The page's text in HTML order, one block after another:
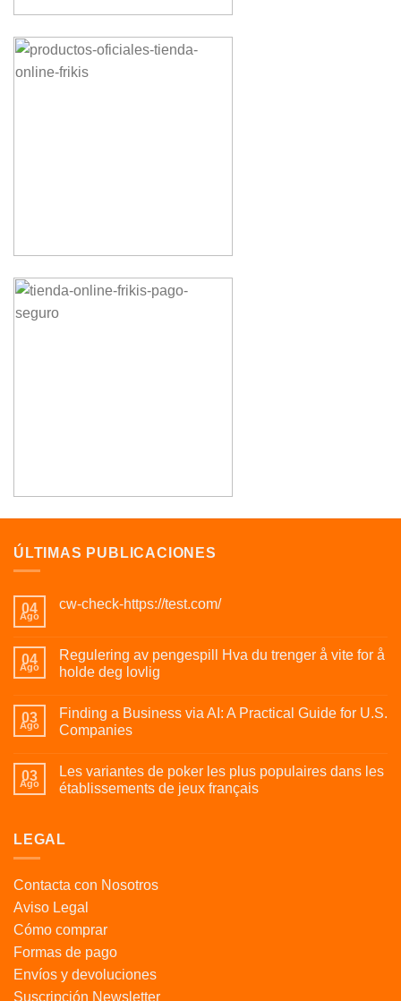
ÚLTIMAS PUBLICACIONES
04
Ago
cw-check-https://test.com/
04
Ago
Regulering av pengespill Hva du trenger å vite for å
holde deg lovlig
03
Ago
Finding a Business via AI: A Practical Guide for U.S.
Companies
03
Ago
Les variantes de poker les plus populaires dans les
établissements de jeux français
LEGAL
Contacta con Nosotros
Aviso Legal
Cómo comprar
Formas de pago
Envíos y devoluciones
Suscripción Newsletter